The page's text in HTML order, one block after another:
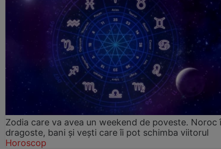
Zodia care va avea un weekend de poveste. Noroc
dragoste, bani și vești care îi pot schimba viitorul
Horoscop